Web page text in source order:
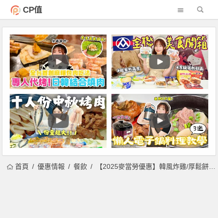
CP值
首頁 優惠情報 餐飲 【2025麥當勞優惠】韓風炸雞/厚鬆餅堡價格/買一送一/熱量/菜單一次看！